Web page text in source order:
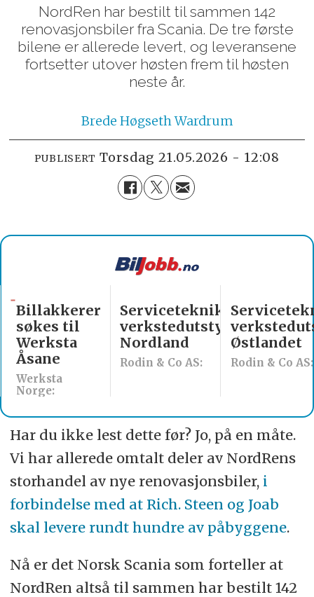
NordRen har bestilt til sammen 142
renovasjonsbiler fra Scania. De tre første
bilene er allerede levert, og leveransene
fortsetter utover høsten frem til høsten
neste år.
Brede Høgseth Wardrum
PUBLISERT torsdag 21.05.2026 - 12:08
Werksta
Norge:
Billakkerer
søkes til
Werksta
Åsane
Rodin & Co AS:
Servicetekniker
verkstedutstyr
Nordland
Rodin & Co AS:
Østlandet
Har du ikke lest dette før? Jo, på en måte.
Vi har allerede omtalt deler av NordRens
storhandel av nye renovasjonsbiler, i
forbindelse med at Rich. Steen og Joab
skal levere rundt hundre av påbyggene.
Nå er det Norsk Scania som forteller at
NordRen altså til sammen har bestilt 142